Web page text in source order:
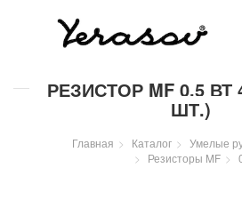
РЕЗИСТОР MF 0,5 ВТ
ШТ.)
Главная Каталог Умелые
Резисторы MF